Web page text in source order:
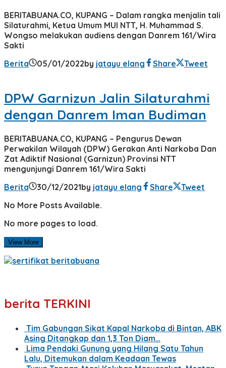
BERITABUANA.CO, KUPANG – Dalam rangka menjalin tali
Silaturahmi, Ketua Umum MUI NTT, H. Muhammad S.
Wongso melakukan audiens dengan Danrem 161/Wira
Sakti
Berita
05/01/2022by jatayu elang Share Tweet
DPW Garnizun Jalin Silaturahmi
dengan Danrem Iman Budiman
BERITABUANA.CO, KUPANG – Pengurus Dewan
Perwakilan Wilayah (DPW) Gerakan Anti Narkoba Dan
Zat Adiktif Nasional (Garnizun) Provinsi NTT
mengunjungi Danrem 161/Wira Sakti
Berita
30/12/2021by jatayu elang Share
Tweet
No More Posts Available.
No more pages to load.
View More
berita TERKINI
Tim Gabungan Sikat Kapal Narkoba di Bintan, ABK
Asing Ditangkap dan 1,3 Ton Diam…
Lima Pendaki Gunung yang Hilang Satu Tahun
Lalu, Ditemukan dalam Keadaan Tewas